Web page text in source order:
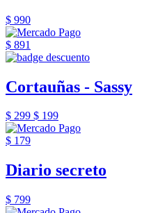
$ 990
$ 891
Cortauñas - Sassy
$ 299 $ 199
$ 179
Diario secreto
$ 799